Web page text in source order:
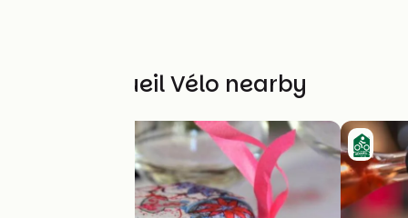
Other Accueil Vélo nearby